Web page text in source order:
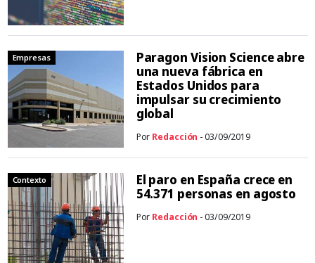
Empresas
Paragon Vision Science abre
una nueva fábrica en
Estados Unidos para
impulsar su crecimiento
global
Por Redacción - 03/09/2019
Contexto
El paro en España crece en
54.371 personas en agosto
Por Redacción - 03/09/2019